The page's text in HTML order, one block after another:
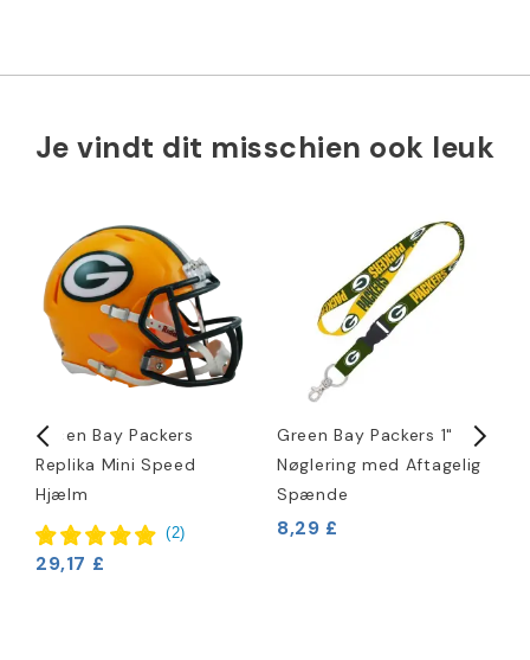
Je vindt dit misschien ook leuk
Green Bay Packers
Replika Mini Speed
Hjælm
(2)
29,17 £
Green Bay Packers 1"
Nøglering med Aftagelig
Spænde
8,29 £